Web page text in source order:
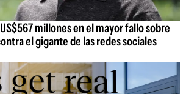
millones en el mayor fallo sobre
el gigante de las redes sociales